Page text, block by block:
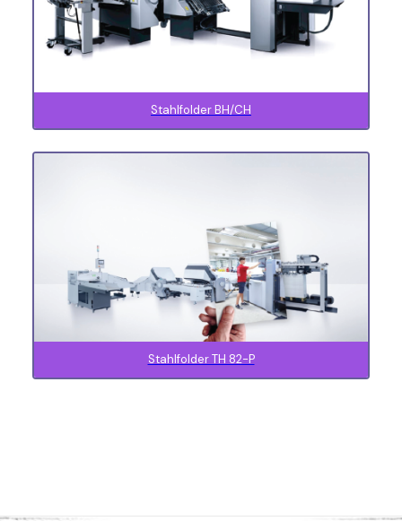
Stahlfolder BH/CH
Stahlfolder TH 82-P